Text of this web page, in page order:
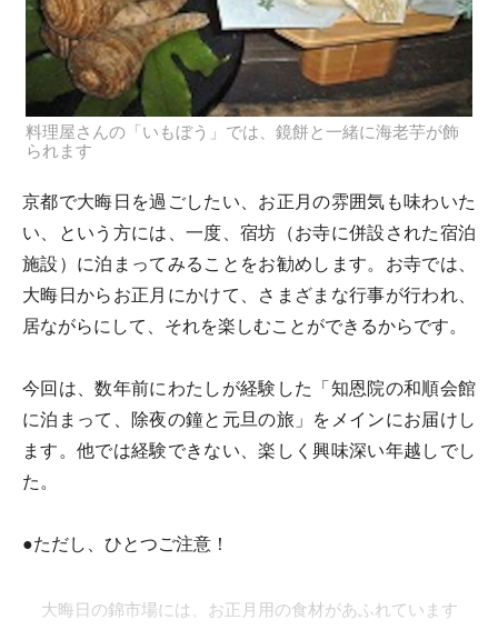
料理屋さんの「いもぼう」では、鏡餅と一緒に海老芋が飾
られます
京都で大晦日を過ごしたい、お正月の雰囲気も味わいた
い、という方には、一度、宿坊（お寺に併設された宿泊
施設）に泊まってみることをお勧めします。お寺では、
大晦日からお正月にかけて、さまざまな行事が行われ、
居ながらにして、それを楽しむことができるからです。
今回は、数年前にわたしが経験した「知恩院の和順会館
に泊まって、除夜の鐘と元旦の旅」をメインにお届けし
ます。他では経験できない、楽しく興味深い年越しでし
た。
●ただし、ひとつご注意！
大晦日の錦市場には、お正月用の食材があふれています